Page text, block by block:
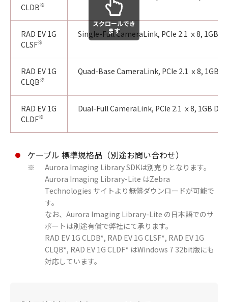
CLDB※
RAD EV 1G
CLSF※
Single-Full CameraLink, PCIe 2.1 ｘ8, 1GB
RAD EV 1G
CLQB※
Quad-Base CameraLink, PCIe 2.1 ｘ8, 1GB
RAD EV 1G
CLDF※
Dual-Full CameraLink, PCIe 2.1 ｘ8, 1GB
スクロールでき
ます
ケーブル 標準規格品（別途お問い合わせ）
※
Aurora Imaging Library SDKは別売りとなります。
Aurora Imaging Library-Lite はZebra
Technologies サイトより無償ダウンロードが可能で
す。
なお、Aurora Imaging Library-Lite の日本語でのサ
ポートは別途有償で弊社にて承ります。
RAD EV 1G CLDB*, RAD EV 1G CLSF*, RAD EV 1G
CLQB*, RAD EV 1G CLDF* はWindows 7 32bit版にも
対応しています。